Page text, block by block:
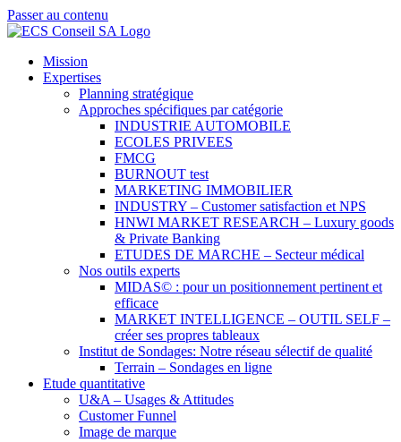
Passer au contenu
Mission
Expertises
Planning stratégique
Approches spécifiques par catégorie
INDUSTRIE AUTOMOBILE
ECOLES PRIVEES
FMCG
BURNOUT test
MARKETING IMMOBILIER
INDUSTRY – Customer satisfaction et NPS
HNWI MARKET RESEARCH – Luxury goods
& Private Banking
ETUDES DE MARCHE – Secteur médical
Nos outils experts
MIDAS© : pour un positionnement pertinent et
efficace
MARKET INTELLIGENCE – OUTIL SELF –
créer ses propres tableaux
Institut de Sondages: Notre réseau sélectif de qualité
Terrain – Sondages en ligne
Etude quantitative
U&A – Usages & Attitudes
Customer Funnel
Image de marque